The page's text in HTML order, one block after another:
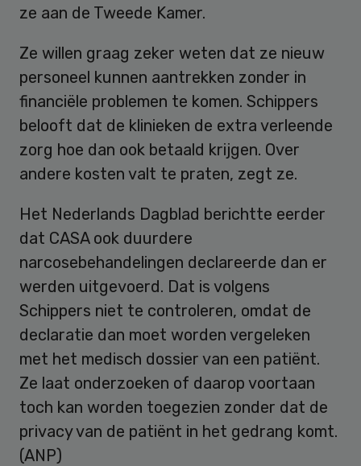
ze aan de Tweede Kamer.
Ze willen graag zeker weten dat ze nieuw
personeel kunnen aantrekken zonder in
financiële problemen te komen. Schippers
belooft dat de klinieken de extra verleende
zorg hoe dan ook betaald krijgen. Over
andere kosten valt te praten, zegt ze.
Het Nederlands Dagblad berichtte eerder
dat CASA ook duurdere
narcosebehandelingen declareerde dan er
werden uitgevoerd. Dat is volgens
Schippers niet te controleren, omdat de
declaratie dan moet worden vergeleken
met het medisch dossier van een patiënt.
Ze laat onderzoeken of daarop voortaan
toch kan worden toegezien zonder dat de
privacy van de patiënt in het gedrang komt.
(ANP)